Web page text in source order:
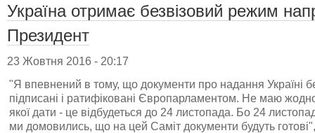
Україна отримає безвізовий режим
Президент
23 Жовтня 2016 - 20:17
"Я впевнений в тому, що документи про надання Україні
підписані і ратифіковані Європарламентом. Не маю
якої дати - це відбудеться до 24 листопада. Бо 24
ми домовились, що на цей Саміт документи будуть